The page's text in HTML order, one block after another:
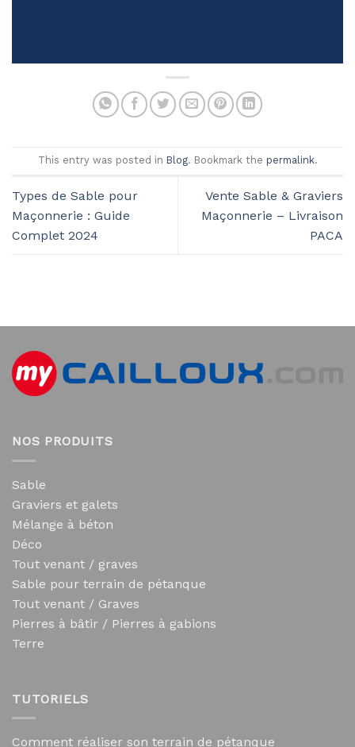
This entry was posted in Blog. Bookmark the permalink.
Types de Sable pour
Maçonnerie : Guide
Complet 2024
Vente Sable & Graviers
Maçonnerie – Livraison
PACA
NOS PRODUITS
Sable
Graviers et galets
Mélange à béton
Déco
Tout venant / graves
Sable pour terrain de pétanque
Tout venant / Graves
Pierres à bâtir / Pierres à gabions
Terre
TUTORIELS
Comment réaliser son terrain de pétanque